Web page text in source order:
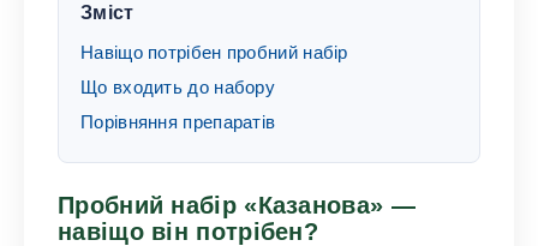
Пробний набір «Казанова» —
навіщо він потрібен?
Зміст
Навіщо потрібен пробний набір
Що входить до набору
Порівняння препаратів